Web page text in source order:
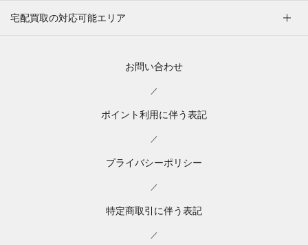
宅配買取の対応可能エリア
お問い合わせ
／
ポイント利用に伴う表記
／
プライバシーポリシー
／
特定商取引に伴う表記
／